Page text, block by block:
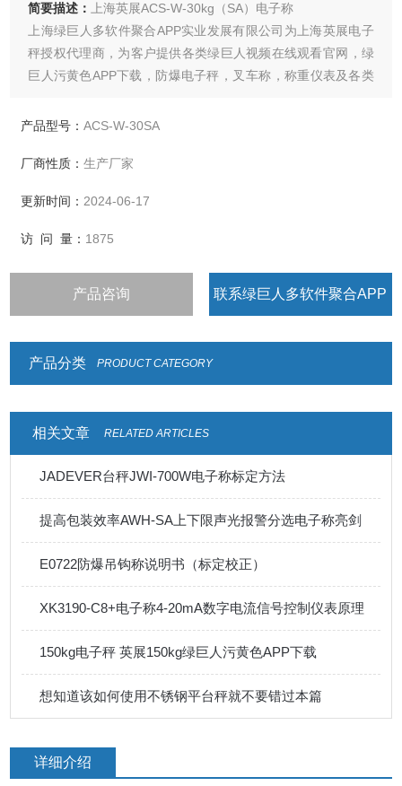
简要描述：
上海英展ACS-W-30kg（SA）电子称
上海绿巨人多软件聚合APP实业发展有限公司为上海英展电子
秤授权代理商，为客户提供各类绿巨人视频在线观看官网，绿
巨人污黄色APP下载，防爆电子秤，叉车称，称重仪表及各类
产品型号：ACS-W-30SA
厂商性质：生产厂家
更新时间： 2024-06-17
访 问 量： 1875
产品咨询 联系绿巨人多软件聚合APP
产品分类 PRODUCT CATEGORY
相关文章 RELATED ARTICLES
JADEVER台秤JWI-700W电子称标定方法
提高包装效率AWH-SA上下限声光报警分选电子称亮剑
E0722防爆吊钩称说明书（标定校正）
XK3190-C8+电子称4-20mA数字电流信号控制仪表原理
150kg电子秤 英展150kg绿巨人污黄色APP下载
想知道该如何使用不锈钢平台秤就不要错过本篇
详细介绍